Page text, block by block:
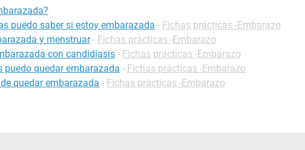
puedo saber si estoy embarazada - Fichas prácticas -Embarazo
y menstruar - Fichas prácticas -Embarazo
con candidiasis - Fichas prácticas -Embarazo
puedo quedar embarazada - Fichas prácticas -Embarazo
quedar embarazada - Fichas prácticas -Embarazo